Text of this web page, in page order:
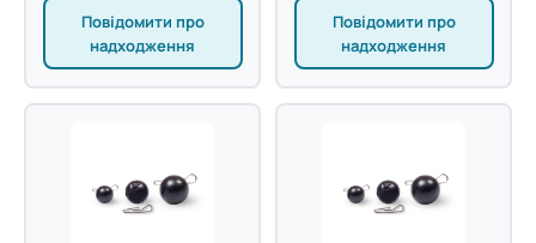
Повідомити про
надходження
Повідомити про
надходження